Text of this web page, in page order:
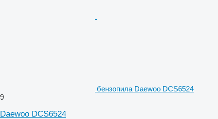
бензопила Daewoo DCS6524
9
Daewoo DCS6524